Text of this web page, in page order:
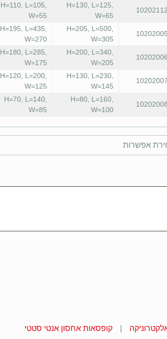
H=130, L=125,
W=65
H=110, L=105,
W=55
H=205, L=500,
W=305
H=195, L=435,
W=270
H=200, L=340,
W=205
H=180, L=285,
W=175
H=130, L=230,
W=145
H=120, L=200,
W=125
H=80, L=160,
W=100
H=70, L=140,
W=85
קופסאות אחסון אנטי סטטי